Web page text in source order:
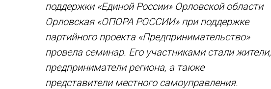
поддержки «Единой России» Орловской области
Орловская «ОПОРА РОССИИ» при поддержке
партийного проекта «Предпринимательство»
провела семинар. Его участниками стали жители,
предприниматели региона, а также
представители местного самоуправления.